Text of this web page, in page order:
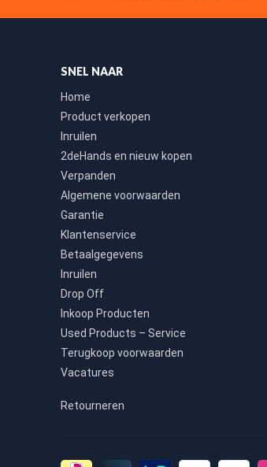
SNEL NAAR
Home
Product verkopen
Inruilen
2deHands en nieuw kopen
Verpanden
Algemene voorwaarden
Garantie
Klantenservice
Betaalgegevens
Inruilen
Drop Off
Inkoop Producten
Used Products – Service
Terugkoop voorwaarden
Vacatures
Retourneren